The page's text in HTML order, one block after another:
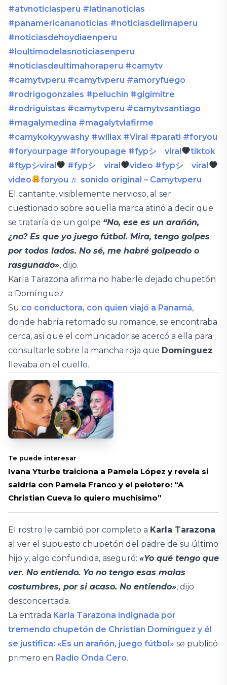
#atvnoticiasperu #latinanoticias
#panamericananoticias #noticiasdelimaperu
#noticiasdehoydiaenperu
#loultimodelasnoticiasenperu
#noticiasdeultimahoraperu #camytv
#camytvperu #camytvperu #amoryfuego
#rodrigogonzales #peluchin #gigimitre
#rodriguistas #camytvperu #camytvsantiago
#magalymedina #magalytvlafirme
#camykokyywashy #willax #Viral #parati #foryou
#foryourpage #foryoupage #fypシ゚viral
tiktok
#ftypシviral
#fypシ゚viral video #fypシ゚viral
video
foryou ♬ sonido original – Camytvperu
El cantante, visiblemente nervioso, al ser
cuestionado sobre aquella marca atinó a decir que
se trataría de un golpe “No, ese es un arañón,
¿no? Es que yo juego fútbol. Mira, tengo golpes
por todos lados. No sé, me habré golpeado o
rasguñado», dijo.
Karla Tarazona afirma no haberle dejado chupetón
a Domínguez
Su co conductora, con quien viajó a Panamá,
donde habría retomado su romance, se encontraba
cerca, así que el comunicador se acercó a ella para
consultarle sobre la mancha roja que Domínguez
llevaba en el cuello.
Te puede interesar
Ivana Yturbe traiciona a Pamela López y revela si
saldría con Pamela Franco y el pelotero: “A
Christian Cueva lo quiero muchísimo”
El rostro le cambió por completo a Karla Tarazona
al ver el supuesto chupetón del padre de su último
hijo y, algo confundida, aseguró: «Yo qué tengo que
ver. No entiendo. Yo no tengo esas malas
costumbres, por si acaso. No entiendo», dijo
desconcertada.
La entrada Karla Tarazona indignada por
tremendo chupetón de Christian Domínguez y él
se justifica: «Es un arañón, juego fútbol» se publicó
primero en Radio Onda Cero.